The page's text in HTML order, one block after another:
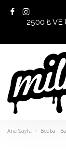
2500 ₺ VE
Ana Sayfa Beaba -